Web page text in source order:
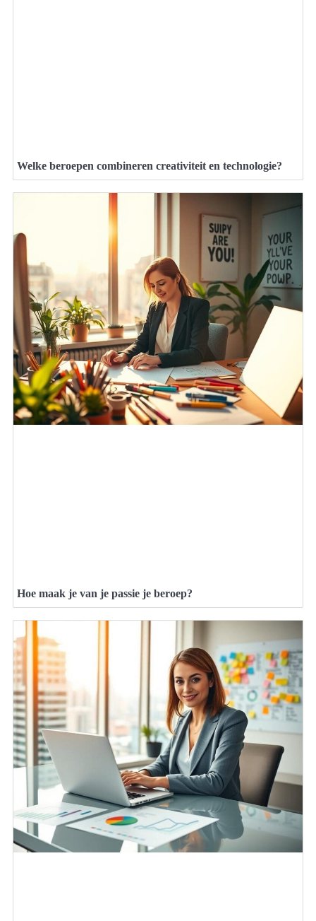
Welke beroepen combineren creativiteit en technologie?
Hoe maak je van je passie je beroep?